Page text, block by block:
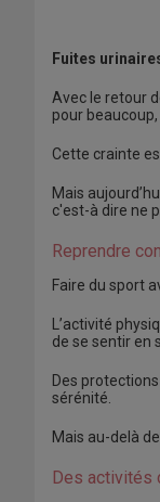
Fuites
Avec le retour
pour
Cette crainte
Mais
c'est-à dire ne
Reprendre
Faire du sport
L’activité
de se sentir en
Des
sérénité.
Mais au-delà
Des activités